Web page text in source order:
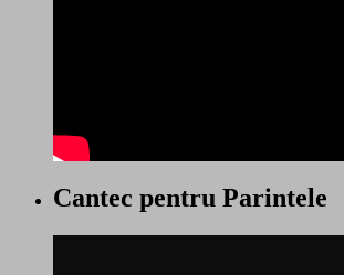
Cantec pentru Parintele